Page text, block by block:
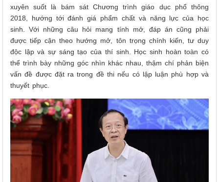
xuyên suốt là bám sát Chương trình giáo dục phổ thông
2018, hướng tới đánh giá phẩm chất và năng lực của học
sinh. Với những câu hỏi mang tính mở, đáp án cũng phải
được tiếp cận theo hướng mở, tôn trọng chính kiến, tư duy
độc lập và sự sáng tạo của thí sinh. Học sinh hoàn toàn có
thể trình bày những góc nhìn khác nhau, thậm chí phản biện
vấn đề được đặt ra trong đề thi nếu có lập luận phù hợp và
thuyết phục.